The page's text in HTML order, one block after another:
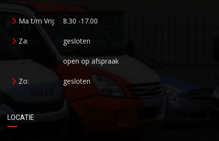
Ma t/m Vrij: 8.30 -17.00
Za: gesloten
open op afspraak
Zo: gesloten
LOCATIE